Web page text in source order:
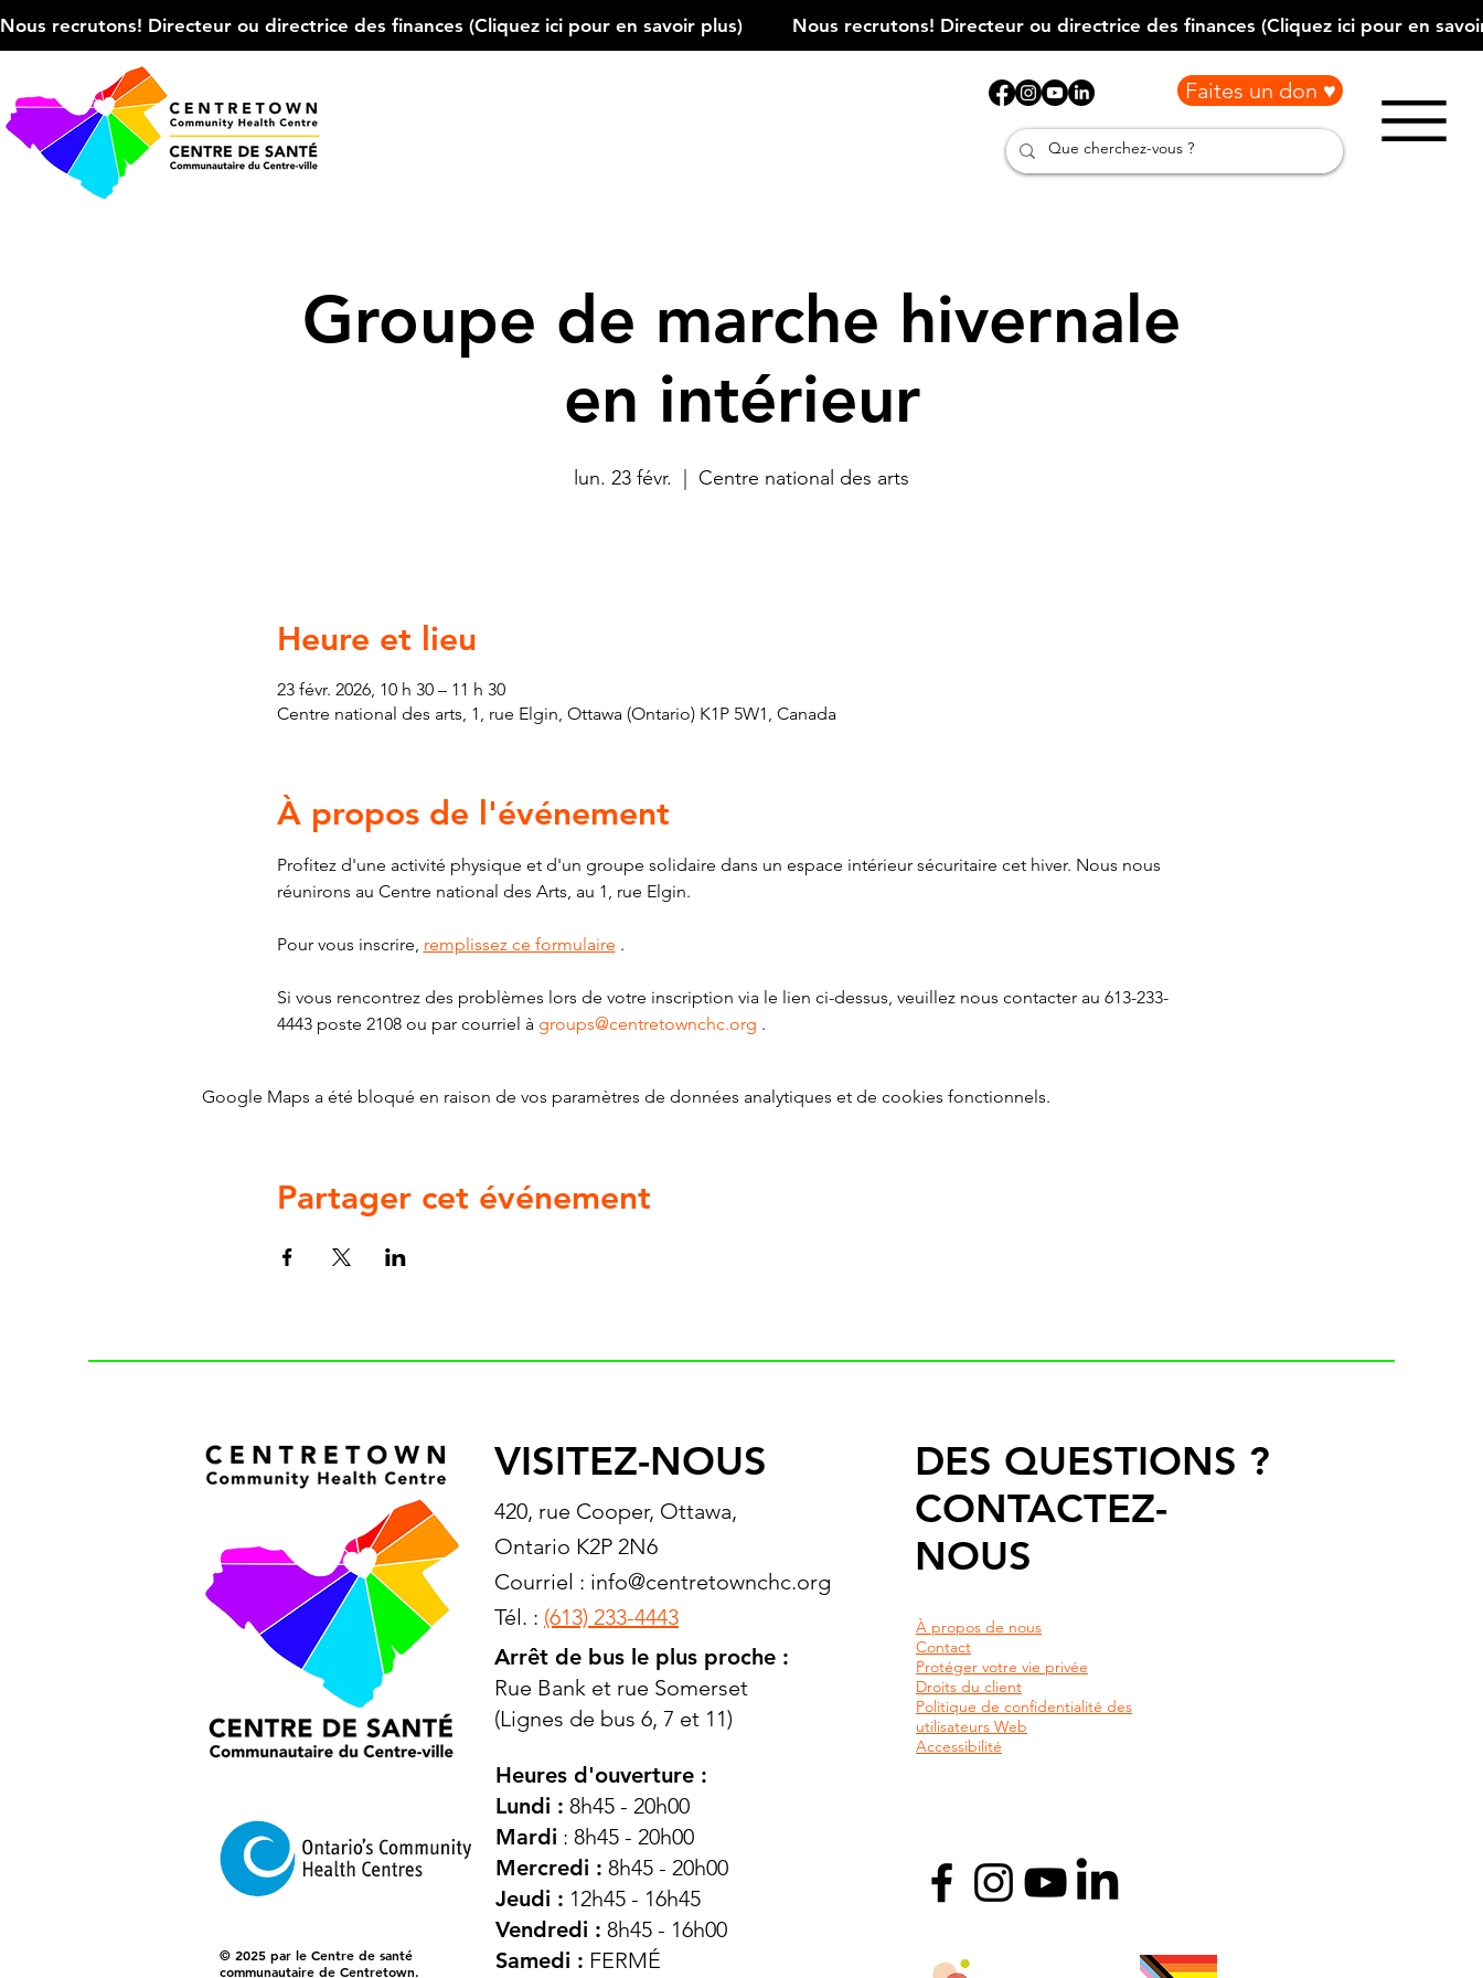
Nous recrutons! Directeur ou directrice des finances (Cliquez ici pour en savoir plus)
Faites un don ♥
Groupe de marche hivernale
en intérieur
lun. 23 févr. Centre national des arts
Heure et lieu
23 févr. 2026, 10 h 30 – 11 h 30
Centre national des arts, 1, rue Elgin, Ottawa (Ontario) K1P 5W1, Canada
À propos de l'événement
Profitez d'une activité physique et d'un groupe solidaire dans un espace intérieur sécuritaire cet hiver. Nous nous
réunirons au Centre national des Arts, au 1, rue Elgin.
Pour vous inscrire, remplissez ce formulaire .
Si vous rencontrez des problèmes lors de votre inscription via le lien ci-dessus, veuillez nous contacter au 613-233-
4443 poste 2108 ou par courriel à groups@centretownchc.org .
Google Maps a été bloqué en raison de vos paramètres de données analytiques et de cookies fonctionnels.
Partager cet événement
© 2025 par le Centre de santé
communautaire de Centretown.
VISITEZ-NOUS
420, rue Cooper, Ottawa,
Ontario K2P 2N6
Courriel : info@centretownchc.org
Tél. : (613) 233-4443
Arrêt de bus le plus proche :
Rue Bank et rue Somerset
(Lignes de bus 6, 7 et 11)
Heures d'ouverture :
Lundi : 8h45 - 20h00
Mardi : 8h45 - 20h00
Mercredi : 8h45 - 20h00
Jeudi : 12h45 - 16h45
Vendredi : 8h45 - 16h00
Samedi : FERMÉ
DES QUESTIONS ?
CONTACTEZ-
NOUS
À propos de nous
Contact
Protéger votre vie privée
Droits du client
Politique de confidentialité des
utilisateurs Web
Accessibilité